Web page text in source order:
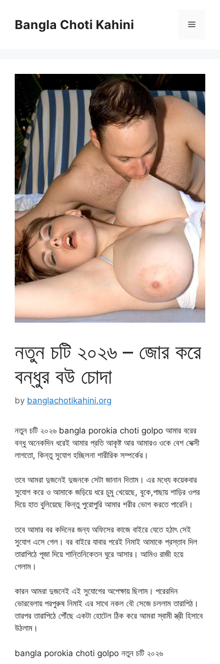
contentBangla Choti Kahini Menu
নতুন চটি ২০২৬ – জোর করে
বন্ধুর বউ চোদা
by banglachotikahini.org
নতুন চটি ২০২৬ bangla porokia choti golpo আমার বরের
বন্ধু অনেকদিন ধরেই আমার প্রতি আকৃষ্ট আর আমারও ওকে বেশ সেক্সী
লাগতো, কিন্তু সুযোগ হচ্ছিলনা শারীরিক সম্পর্কের।
তবে আমরা দুজনেই দুজনকে সেটা জানান দিতাম। এর মধ্যে কয়েকবার
সুযোগ করে ও আমাকে জড়িয়ে ধরে চুমু খেয়েছে, বুকে,পাছায় শাড়ির ওপর
দিয়ে হাত বুলিয়েছে কিন্তু পুরোপুরি আমার শরীর ভোগ করতে পারেনি।
তবে আমার বর কদিনের জন্য অফিসের কাজে বাইরে যেতে হঠাৎ সেই
সুযোগ এসে গেল। বর বাইরে যাবার পরেই নিমাই আমাকে প্রস্তাব দিল
তারাপিঠে পূজা দিয়ে শান্তিনিকেতন ঘুরে আসার। আমিও রাজী হয়ে
গেলাম।
কারন আমরা দুজনেই এই সুযোগের অপেক্ষায় ছিলাম। পরেরদিন
ভোরবেলায় পরপুরুষ নিমাই এর সাথে নকল বৌ সেজে চললাম তারাপিঠ।
তারপর তারাপিঠে পৌঁছে একটা হোটেল ঠিক করে আমরা স্বামী স্ত্রী হিসাবে
উঠলাম।
bangla porokia choti golpo নতুন চটি ২০২৬